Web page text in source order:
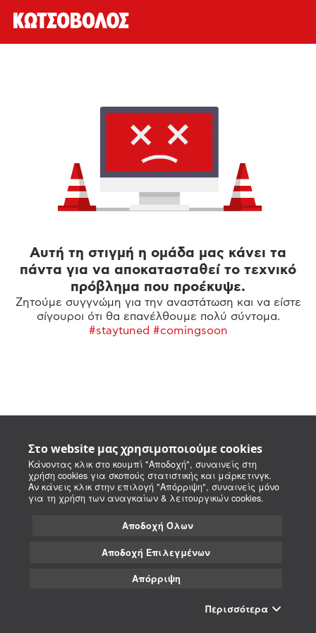
Στο website μας χρησιμοποιούμε cookies
Κάνοντας κλικ στο κουμπί "Αποδοχή", συναινείς στη
χρήση cookies για σκοπούς στατιστικής και μάρκετινγκ.
Αν κάνεις κλικ στην επιλογή "Απόρριψη", συναινείς μόνο
για τη χρήση των αναγκαίων & λειτουργικών cookies.
Αποδοχή Όλων
Αποδοχή Επιλεγμένων
Απόρριψη
Περισσότερα
Αυτή τη στιγμή η ομάδα μας κάνει τα
πάντα για να αποκατασταθεί το τεχνικό
πρόβλημα που προέκυψε.
Ζητούμε συγγνώμη για την αναστάτωση και να είστε
σίγουροι ότι θα επανέλθουμε πολύ σύντομα.
#staytuned #comingsoon